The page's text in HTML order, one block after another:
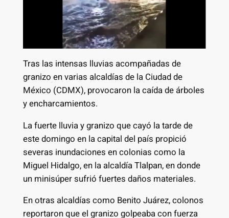
Tras las intensas lluvias acompañadas de
granizo en varias alcaldías de la Ciudad de
México (CDMX), provocaron la caída de árboles
y encharcamientos.
La fuerte lluvia y granizo que cayó la tarde de
este domingo en la capital del país propició
severas inundaciones en colonias como la
Miguel Hidalgo, en la alcaldía Tlalpan, en donde
un minisúper sufrió fuertes daños materiales.
En otras alcaldías como Benito Juárez, colonos
reportaron que el granizo golpeaba con fuerza